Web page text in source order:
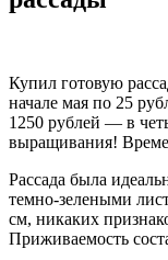
Купил готовую
начале мая по 25
1250 рублей — в
выращивания!
Рассада была
темно-зелеными
см, никаких
Приживаемость